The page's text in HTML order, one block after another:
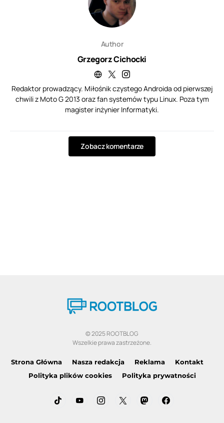
Author
Grzegorz Cichocki
Redaktor prowadzący. Miłośnik czystego Androida od pierwszej
chwili z Moto G 2013 oraz fan systemów typu Linux. Poza tym
magister inżynier Informatyki.
Zobacz komentarze
© 2025 ROOTBLOG
Wszelkie prawa zastrzeżone.
Strona Główna Nasza redakcja Reklama
Kontakt
Polityka plików cookies
Polityka prywatności